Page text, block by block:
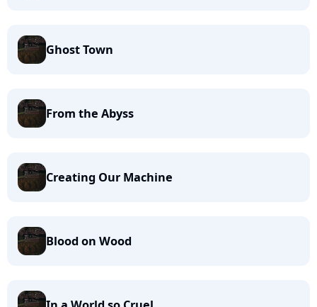
Ghost Town
From the Abyss
Creating Our Machine
Blood on Wood